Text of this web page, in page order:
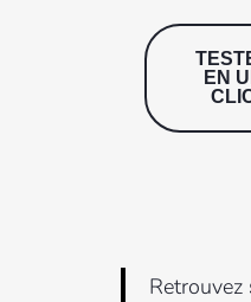
EN
Retrouvez